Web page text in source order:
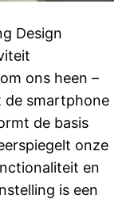
Design
ons heen –
de smartphone
de basis
onze
en
is een